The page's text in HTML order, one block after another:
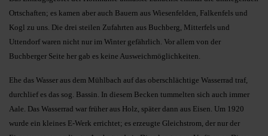
Ortschaften; es kamen aber auch Bauern aus Wiesenfelden, Fal­kenfels und
Kogl zu uns. Die drei steilen Zufahrten aus Buchberg, Mitterfels und
Uttendorf waren nicht nur im Winter gefährlich. Vor allem von der
Buchberger Seite her gab es keine Ausweichmöglichkeiten.
Ehe das Wasser aus dem Mühlbach auf das oberschlächtige Wasserrad traf,
durchlief es das sog. Bassin. In diesem Becken tummelten sich auch immer
Aale. Das Wasserrad war frü­her aus Holz, später dann aus Eisen. Um 1920
wurde ein kleines E-Werk errichtet; es erzeugte Gleichstrom, der nur der